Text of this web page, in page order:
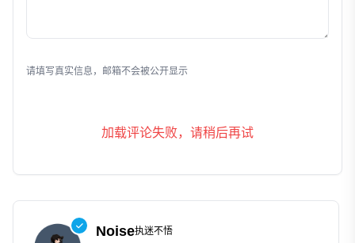
请填写真实信息，邮箱不会被公开显示
加载评论失败，请稍后再试
Noise执迷不悟